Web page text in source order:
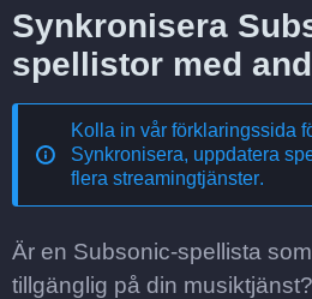
Synkronisera
spellistor med
Kolla in vår förklaringssida
Synkronisera, uppdatera
flera streamingtjänster.
Är en Subsonic-spellista
tillgänglig på din